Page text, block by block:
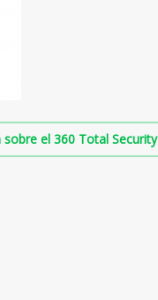
el 360 Total Security